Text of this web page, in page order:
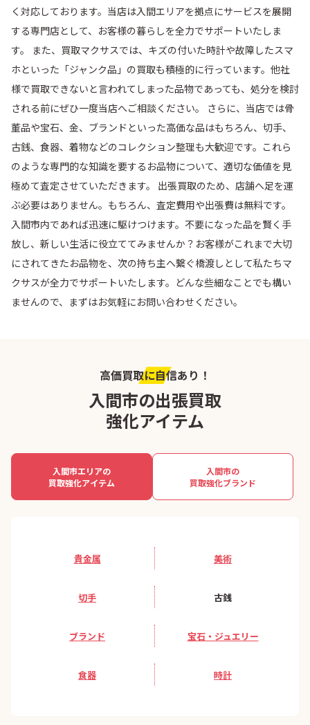
く対応しております。当店は入間エリアを拠点にサービスを展開
する専門店として、お客様の暮らしを全力でサポートいたしま
す。 また、買取マクサスでは、キズの付いた時計や故障したスマ
ホといった「ジャンク品」の買取も積極的に行っています。他社
様で買取できないと言われてしまった品物であっても、処分を検討
される前にぜひ一度当店へご相談ください。 さらに、当店では骨
董品や宝石、金、ブランドといった高価な品はもちろん、切手、
古銭、食器、着物などのコレクション整理も大歓迎です。これら
のような専門的な知識を要するお品物について、適切な価値を見
極めて査定させていただきます。 出張買取のため、店舗へ足を運
ぶ必要はありません。もちろん、査定費用や出張費は無料です。
入間市内であれば迅速に駆けつけます。不要になった品を賢く手
放し、新しい生活に役立ててみませんか？お客様がこれまで大切
にされてきたお品物を、次の持ち主へ繋ぐ橋渡しとして私たちマ
クサスが全力でサポートいたします。どんな些細なことでも構い
ませんので、まずはお気軽にお問い合わせください。
高価買取に自信あり！
入間市の出張買取
強化アイテム
入間市エリアの
買取強化アイテム
入間市の
買取強化ブランド
貴金属 美術
切手 古銭
ブランド 宝石・ジュエリー
食器 時計